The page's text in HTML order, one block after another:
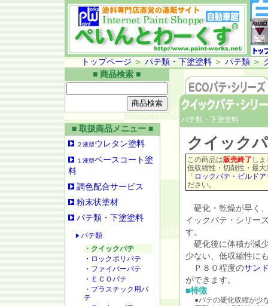
トップページ ＞ パテ類・下塗塗料＞ パテ類＞
■ 商品検索 ■
■ 取扱商品メニュー ■
２液型ウレタン塗料
１液型ベースコート塗
料
調色配合サービス
粉末状塗材
パテ類・下塗塗料
パテ類
・クイックパテ
・ロックポリパテ
・ファイバーパテ
・ＥＣＯパテ
・プラスチック用パ
テ
パテ類・下塗塗料
クイック
この商品は販売終了 し
低収縮性・切削性・最
「 ロックパテ・ビルド
ださい。
硬化・乾燥が早く
イックパテ・シリー
す。
硬化後に体積が減
少ない、低収縮性に
Ｐ８０程度のサン
ができます。
■特徴
●パテの硬化収縮が少